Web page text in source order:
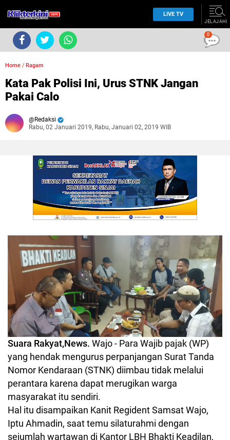
LIVE TV
JELAJAHI
Home / Ragam
Kata Pak Polisi Ini, Urus STNK Jangan
Pakai Calo
Redaksi
Rabu, 02 Januari 2019, Rabu, Januari 02, 2019 WIB
Suara Rakyat,News. Wajo - Para Wajib pajak (WP)
yang hendak mengurus perpanjangan Surat Tanda
Nomor Kendaraan (STNK) diimbau tidak melalui
perantara karena dapat merugikan warga
masyarakat itu sendiri.
Hal itu disampaikan Kanit Regident Samsat Wajo,
Iptu Ahmadin, saat temu silaturahmi dengan
sejumlah wartawan di Kantor LBH Bhakti Keadilan,
0